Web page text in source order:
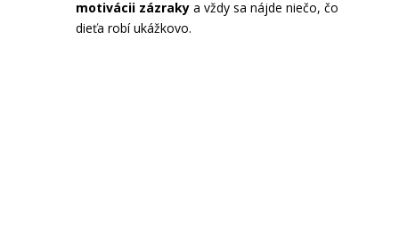
motivácii zázrakya vždy sa nájde niečo, čo
dieťa robí ukážkovo.